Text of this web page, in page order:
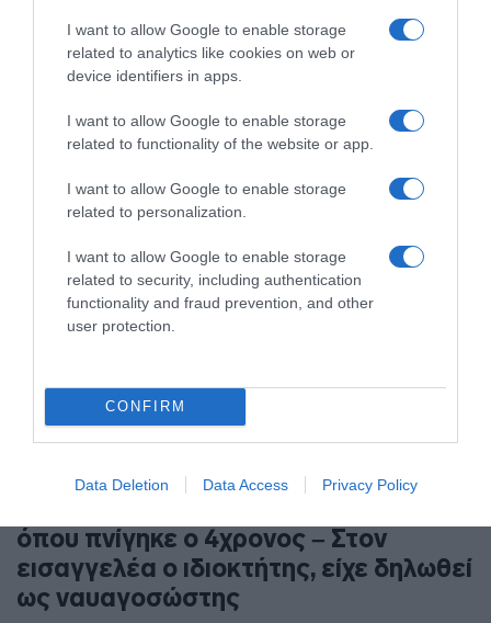
I want to allow Google to enable storage
related to analytics like cookies on web or
device identifiers in apps.
I want to allow Google to enable storage
related to functionality of the website or app.
I want to allow Google to enable storage
related to personalization.
I want to allow Google to enable storage
related to security, including authentication
functionality and fraud prevention, and other
user protection.
CONFIRM
Data Deletion Data Access Privacy Policy
Καιρός: Σε συναγερμό η χώρα για
φωτιές – Έρχονται 40άρια κι άνεμοι
μέχρι 8 μποφόρ
Μεγάλος ο κίνδυνος για αρκετές περιοχές
όπου πνίγηκε ο 4χρονος – Στον
εισαγγελέα ο ιδιοκτήτης, είχε δηλωθεί
ως ναυαγοσώστης